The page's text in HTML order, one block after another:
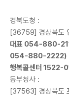
경북도청 :
[36759] 경상북도
대표 054-880-
054-880-2222)
행복콜센터 1522-
동부청사 :
[37563] 경상북도